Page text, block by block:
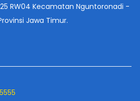
RW04 Kecamatan Nguntoronadi -
Jawa Timur.